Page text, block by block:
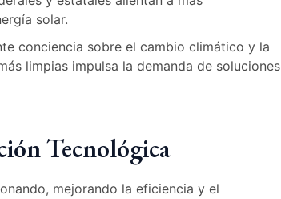
solar.
conciencia sobre el cambio climático y la
limpias impulsa la demanda de soluciones
Tecnológica
mejorando la eficiencia y el